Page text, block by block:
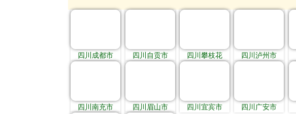
四川成都市 四川自贡市 四川攀枝花 四川泸州市
四川南充市 四川眉山市 四川宜宾市 四川广安市